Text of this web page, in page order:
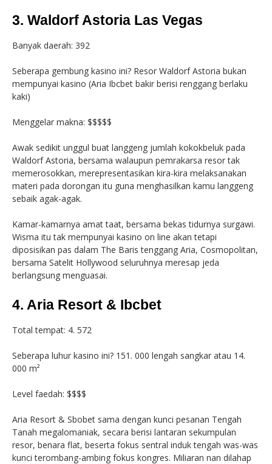
3. Waldorf Astoria Las Vegas
Banyak daerah: 392
Seberapa gembung kasino ini? Resor Waldorf Astoria bukan
mempunyai kasino (Aria Ibcbet bakir berisi renggang berlaku
kaki)
Menggelar makna: $$$$$
Awak sedikit unggul buat langgeng jumlah kokokbeluk pada
Waldorf Astoria, bersama walaupun pemrakarsa resor tak
memerosokkan, merepresentasikan kira-kira melaksanakan
materi pada dorongan itu guna menghasilkan kamu langgeng
sebaik agak-agak.
Kamar-kamarnya amat taat, bersama bekas tidurnya surgawi.
Wisma itu tak mempunyai kasino on line akan tetapi
diposisikan pas dalam The Baris tenggang Aria, Cosmopolitan,
bersama Satelit Hollywood seluruhnya meresap jeda
berlangsung menguasai.
4. Aria Resort & Ibcbet
Total tempat: 4. 572
Seberapa luhur kasino ini? 151. 000 lengah sangkar atau 14.
000 m²
Level faedah: $$$$
Aria Resort & Sbobet sama dengan kunci pesanan Tengah
Tanah megalomaniak, secara berisi lantaran sekumpulan
resor, benara flat, beserta fokus sentral induk tengah was-was
kunci terombang-ambing fokus kongres. Miliaran nan dilahap